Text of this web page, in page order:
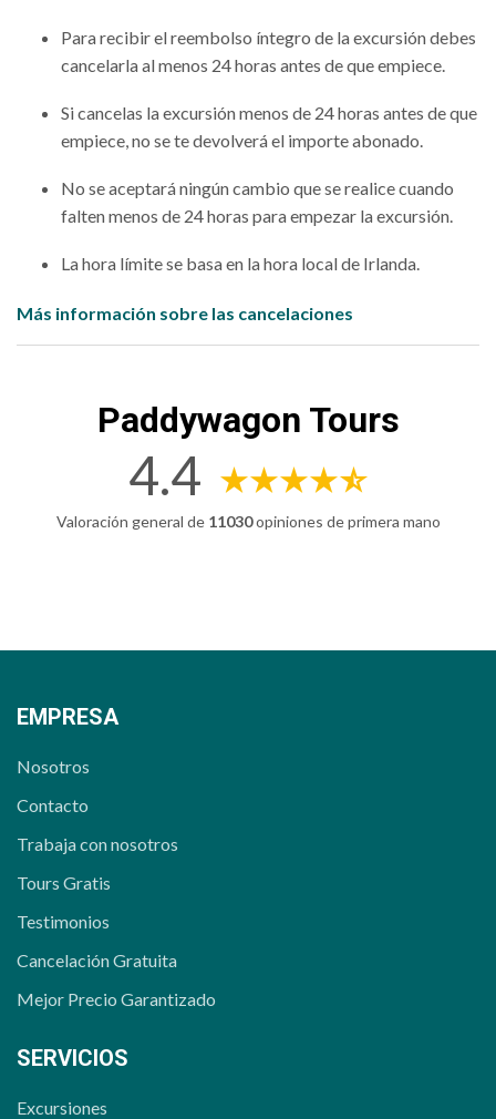
Para recibir el reembolso íntegro de la excursión debes
cancelarla al menos 24 horas antes de que empiece.
Si cancelas la excursión menos de 24 horas antes de que
empiece, no se te devolverá el importe abonado.
No se aceptará ningún cambio que se realice cuando
falten menos de 24 horas para empezar la excursión.
La hora límite se basa en la hora local de Irlanda.
Más información sobre las cancelaciones
Paddywagon Tours
4.4
Valoración general de 11030opiniones de primera mano
EMPRESA
Nosotros
Contacto
Trabaja con nosotros
Tours Gratis
Testimonios
Cancelación Gratuita
Mejor Precio Garantizado
SERVICIOS
Excursiones